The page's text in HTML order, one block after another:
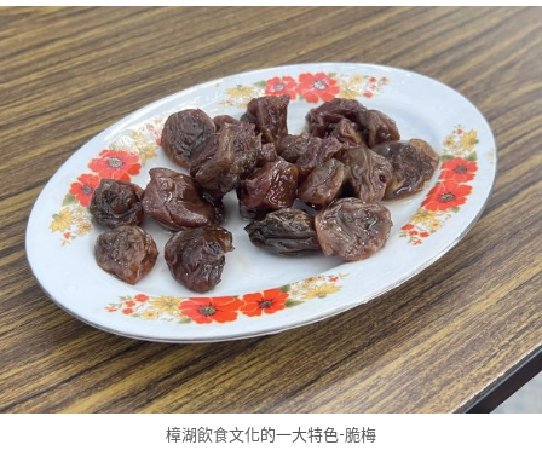
樟湖飲食文化的一大特色-脆梅